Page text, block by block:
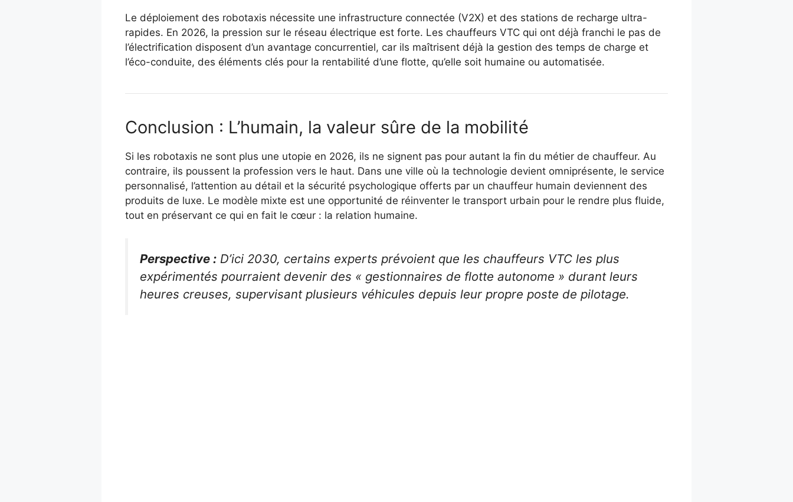
Le déploiement des robotaxis nécessite une infrastructure connectée (V2X) et des stations de recharge ultra-
rapides. En 2026, la pression sur le réseau électrique est forte. Les chauffeurs VTC qui ont déjà franchi le pas de
l’électrification disposent d’un avantage concurrentiel, car ils maîtrisent déjà la gestion des temps de charge et
l’éco-conduite, des éléments clés pour la rentabilité d’une flotte, qu’elle soit humaine ou automatisée.
Conclusion : L’humain, la valeur sûre de la mobilité
Si les robotaxis ne sont plus une utopie en 2026, ils ne signent pas pour autant la fin du métier de chauffeur. Au
contraire, ils poussent la profession vers le haut. Dans une ville où la technologie devient omniprésente, le service
personnalisé, l’attention au détail et la sécurité psychologique offerts par un chauffeur humain deviennent des
produits de luxe. Le modèle mixte est une opportunité de réinventer le transport urbain pour le rendre plus fluide,
tout en préservant ce qui en fait le cœur : la relation humaine.
Perspective : D’ici 2030, certains experts prévoient que les chauffeurs VTC les plus
expérimentés pourraient devenir des « gestionnaires de flotte autonome » durant leurs
heures creuses, supervisant plusieurs véhicules depuis leur propre poste de pilotage.